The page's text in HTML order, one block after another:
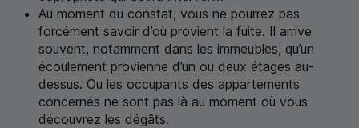
Au moment du constat, vous ne pourrez pas
forcément savoir d’où provient la fuite. Il arrive
souvent, notamment dans les immeubles, qu’un
écoulement provienne d’un ou deux étages au-
dessus. Ou les occupants des appartements
concernés ne sont pas là au moment où vous
découvrez les dégâts.